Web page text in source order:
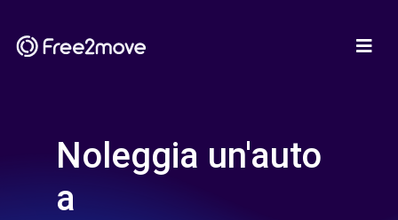
Noleggia un'auto
a